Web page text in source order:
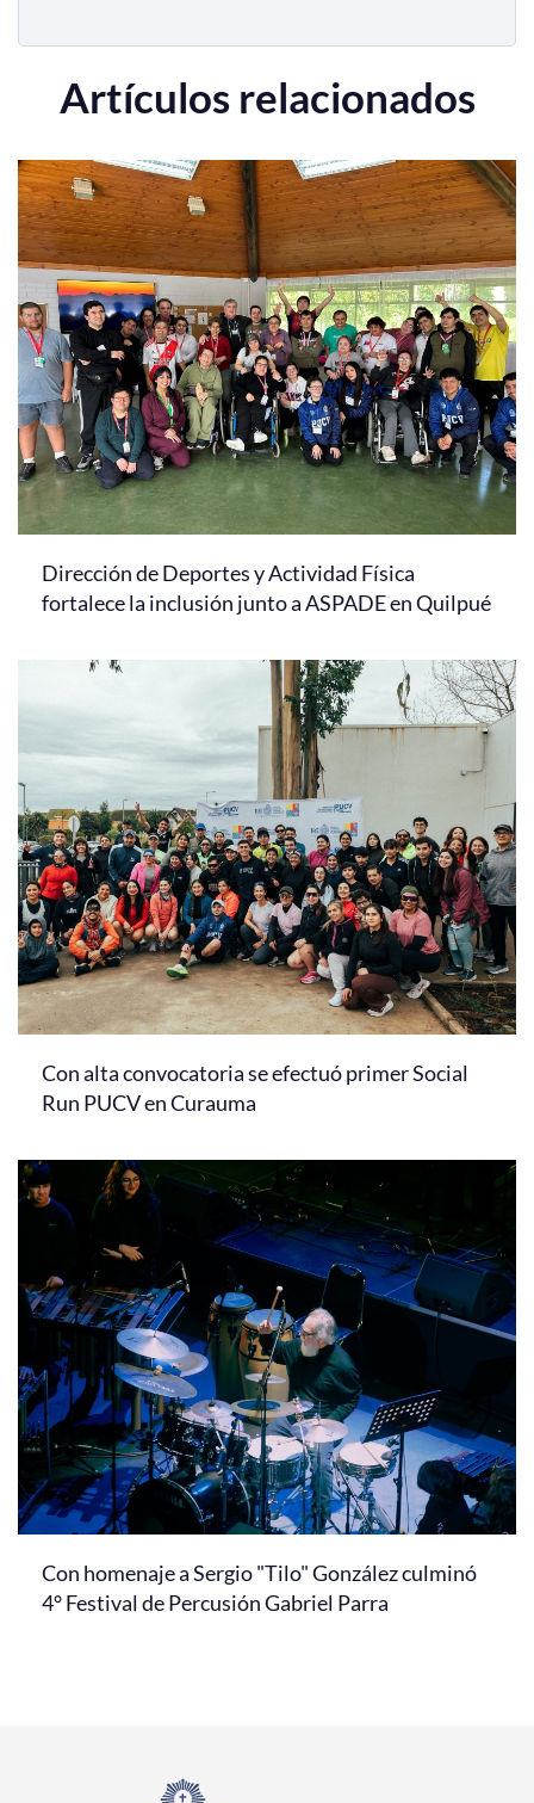
Artículos relacionados
Dirección de Deportes y Actividad Física
fortalece la inclusión junto a ASPADE en Quilpué
Con alta convocatoria se efectuó primer Social
Run PUCV en Curauma
Con homenaje a Sergio "Tilo" González culminó
4° Festival de Percusión Gabriel Parra